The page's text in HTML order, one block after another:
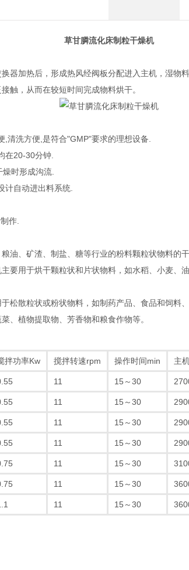
草甘膦流化床制粒干燥机
器加热后，形成热风经阀板分配进入主机，湿物
触，从而在较短时间完成物料烘干。
洗方便,是符合"GMP"要求的理想设备.
20-30分钟.
时形成沟流.
自动进出料系统.
作.
油、矿渣、制盐、糖等行业的粉料颗粒状物料的
要用于烘干颗粒状和片状物料，如水稻、小麦、
松散粒状或粉状物料，如制药产品、食品和饲料
、植物提取物、芳香物和粮食作物等‌。
拌功率Kw 搅拌转速rpm 操作时间min 主
11 15～30
11 15～30
11 15～30
11 15～30
11 15～30
11 15～30
11 15～30